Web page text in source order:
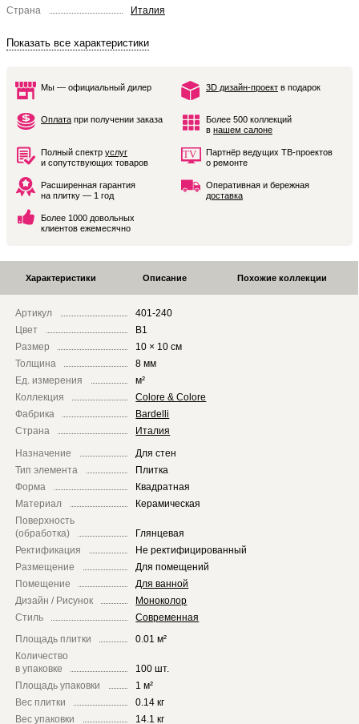
Страна
Италия
Показать все характеристики
Мы — официальный дилер 3D дизайн-проект в подарок
Оплата при получении заказа
Более 500 коллекций
в нашем салоне
Полный спектр услуг
и сопутствующих товаров
Партнёр ведущих ТВ-проектов
о ремонте
Расширенная гарантия
на плитку — 1 год
Оперативная и бережная
доставка
Более 1000 довольных
клиентов ежемесячно
Характеристики Описание Похожие коллекции
Артикул
401-240
Цвет
B1
Размер
10 × 10 см
Толщина
8 мм
Ед. измерения
м²
Коллекция
Colore & Colore
Фабрика
Bardelli
Страна
Италия
Назначение
Для стен
Тип элемента
Плитка
Форма
Квадратная
Материал
Керамическая
Поверхность
(обработка)
Глянцевая
Ректификация
Не ректифицированный
Размещение
Для помещений
Помещение
Для ванной
Дизайн / Рисунок
Моноколор
Стиль
Современная
Площадь плитки
0.01 м²
Количество
в упаковке
100 шт.
Площадь упаковки
1 м²
Вес плитки
0.14 кг
Вес упаковки
14.1 кг